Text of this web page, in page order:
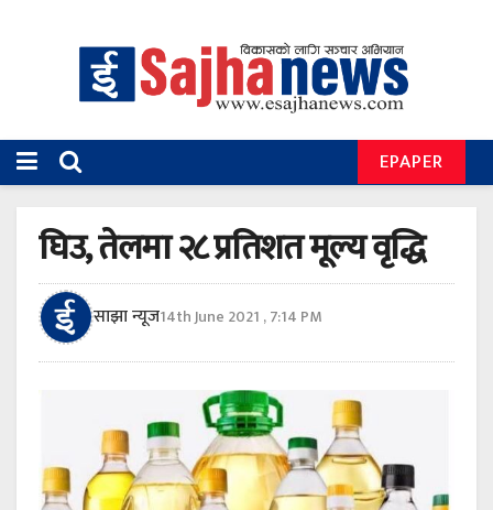
EPAPER
घिउ, तेलमा २८ प्रतिशत मूल्य वृद्धि
साझा न्यूज14th June 2021 , 7:14 PM